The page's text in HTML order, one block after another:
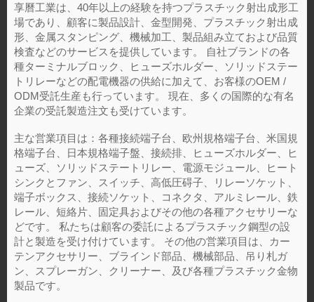
享曆工業は、40年以上の経験を持つプラスチック射出成形工
場であり、顧客に製品設計、金型開発、プラスチック射出成
形、金属スタンピング、機械加工、製品組み立ておよび品質
検査などのサービスを提供しています。 自社ブランドの各
種ターミナルブロック、ヒューズホルダー、ソリッドステー
トリレーなどの配電機器の供給に加えて、お客様のOEM /
ODM受託生産も行っています。 現在、多くの国際的な有名
企業の受託製造注文も受けています。
主な営業項目は：各種接続端子台、欧州規格端子台、米国規
格端子台、日本規格端子盤、接続排、ヒューズホルダー、ヒ
ューズ、ソリッドステートリレー、電源モジュール、ヒート
シンクとファン、スイッチ、高低圧碍子、リレーソケット、
端子ボックス、接続ソケット、コネクタ、アルミレール、鉄
レール、短絡片、固定具およびその他の各種アクセサリーな
どです。 私たちは顧客の委託によるプラスチック鋼型の設
計と製造を受け付けています。 その他の営業項目は、カー
テンアクセサリー、ブラインド部品、機械部品、吊り札ガ
ン、スプレーガン、クリーナー、及び各種プラスチック金物
製品です。